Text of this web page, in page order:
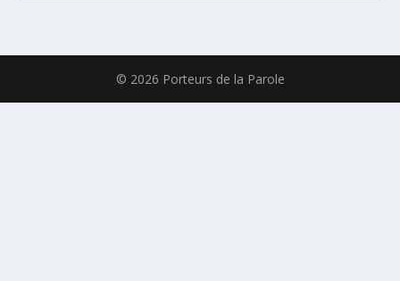
© 2026 Porteurs de la Parole